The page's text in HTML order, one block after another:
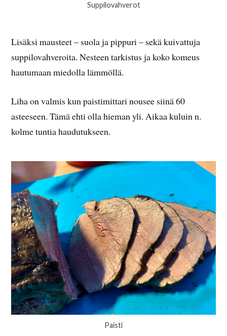
Suppilovahverot
Lisäksi mausteet – suola ja pippuri – sekä kuivattuja
suppilovahveroita. Nesteen tarkistus ja koko komeus
hautumaan miedolla lämmöllä.
Liha on valmis kun paistimittari nousee siinä 60
asteeseen. Tämä ehti olla hieman yli. Aikaa kuluin n.
kolme tuntia haudutukseen.
Paisti